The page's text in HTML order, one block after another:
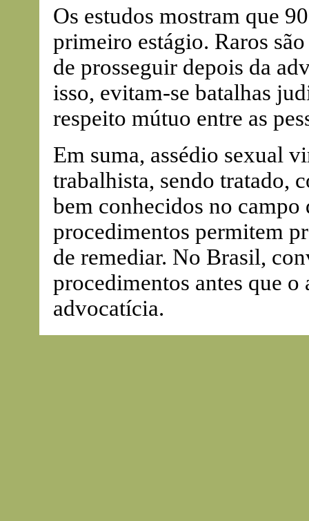
Os estudos mostram que
primeiro estágio. Raros
de prosseguir depois da
isso, evitam-se batalhas
respeito mútuo entre as
Em suma, assédio sexual
trabalhista, sendo tratado,
bem conhecidos no campo
procedimentos permitem
de remediar. No Brasil,
procedimentos antes que
advocatícia.